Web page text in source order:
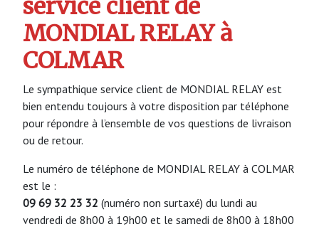
service client de
MONDIAL RELAY à
COLMAR
Le sympathique service client de MONDIAL RELAY est
bien entendu toujours à votre disposition par téléphone
pour répondre à l’ensemble de vos questions de livraison
ou de retour.
Le numéro de téléphone de MONDIAL RELAY à COLMAR
est le :
09 69 32 23 32 (numéro non surtaxé) du lundi au
vendredi de 8h00 à 19h00 et le samedi de 8h00 à 18h00